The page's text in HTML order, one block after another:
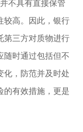
不具有直接保管
较高。因此，银行
第三方对质物进行
随时通过包括但不
化，防范并及时处
的有效措施，更是